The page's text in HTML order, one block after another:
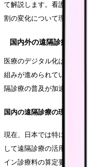
て解説します。看護師と
割の変化について理解を深
国内外の遠隔診療の動向
医療のデジタル化は世界
組みが進められています
隔診療の普及が加速してい
国内の遠隔診療の現状
現在、日本では特に慢性疾
して遠隔診療の活用が進
イン診療料の算定要件が